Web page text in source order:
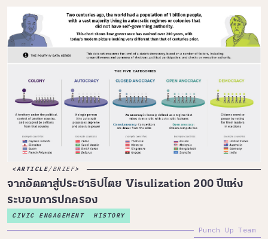
ARTICLE/BRIEF
จากอัตตาสู่ประชาธิปไตย Visulization 200 ปีแห่ง
ระบอบการปกครอง
CIVIC ENGAGEMENT HISTORY
Punch Up Team